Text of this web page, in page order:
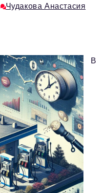
67
Чудакова Анастасия
В